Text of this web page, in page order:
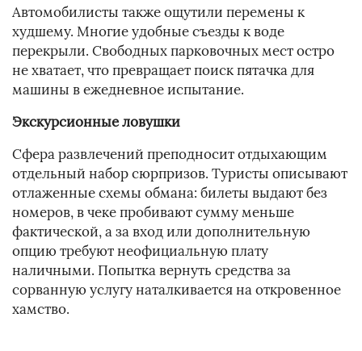
Автомобилисты также ощутили перемены к
худшему. Многие удобные съезды к воде
перекрыли. Свободных парковочных мест остро
не хватает, что превращает поиск пятачка для
машины в ежедневное испытание.
Экскурсионные ловушки
Сфера развлечений преподносит отдыхающим
отдельный набор сюрпризов. Туристы описывают
отлаженные схемы обмана: билеты выдают без
номеров, в чеке пробивают сумму меньше
фактической, а за вход или дополнительную
опцию требуют неофициальную плату
наличными. Попытка вернуть средства за
сорванную услугу наталкивается на откровенное
хамство.